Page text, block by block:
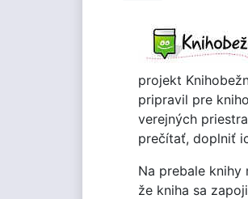
projekt
pripravil pre
verejných
prečítať, doplniť
Na prebale knihy
že kniha sa